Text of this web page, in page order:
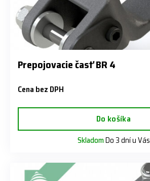
Prepojovacie časť BR 4
Cena bez DPH
Do košíka
SkladomDo 3 dní u Vás